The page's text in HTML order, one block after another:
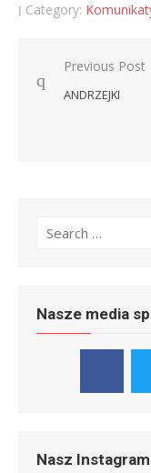
Category:
Nawigacja
wpisu
Previous Post
ANDRZEJKI
for:
Nasze media
Nasz Instagram